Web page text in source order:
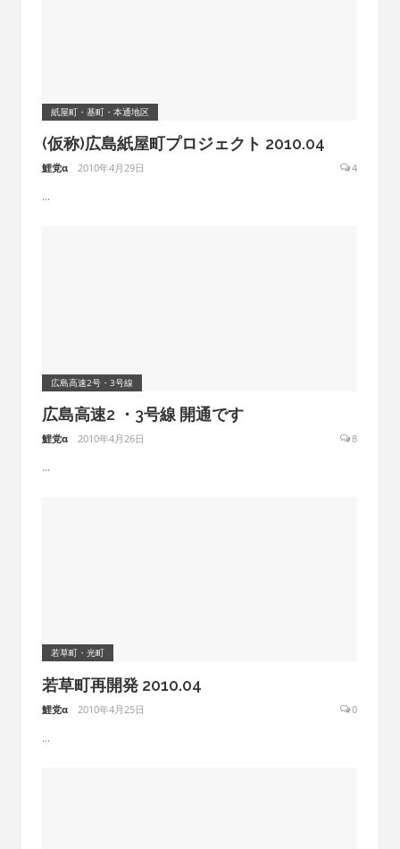
紙屋町・基町・本通地区
(仮称)広島紙屋町プロジェクト 2010.04
鯉党α 2010年4月29日 4
...
広島高速2号・3号線
広島高速2 ・3号線 開通です
鯉党α 2010年4月26日 8
...
若草町・光町
若草町再開発 2010.04
鯉党α 2010年4月25日 0
...